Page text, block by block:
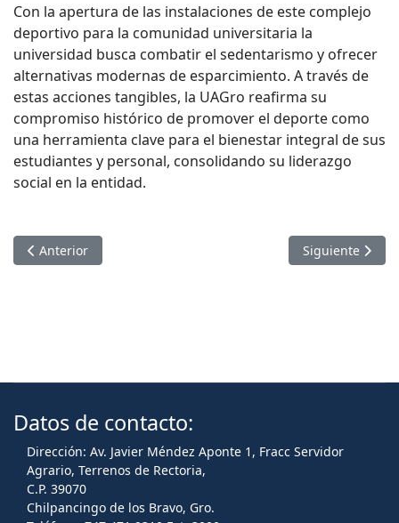
Con la apertura de las instalaciones de este complejo
deportivo para la comunidad universitaria la
universidad busca combatir el sedentarismo y ofrecer
alternativas modernas de esparcimiento. A través de
estas acciones tangibles, la UAGro reafirma su
compromiso histórico de promover el deporte como
una herramienta clave para el bienestar integral de sus
estudiantes y personal, consolidando su liderazgo
social en la entidad.
Artículo anterior: ESTUDIANTES DE INGENIERÍA EN MINAS DE
Anterior Artículo
Siguiente
Datos de contacto:
Dirección: Av. Javier Méndez Aponte 1, Fracc Servidor
Agrario, Terrenos de Rectoria,
C.P. 39070
Chilpancingo de los Bravo, Gro.